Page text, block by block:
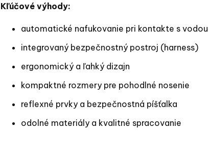
Kľúčové výhody:
automatické nafukovanie pri kontakte s vodou
integrovaný bezpečnostný postroj (harness)
ergonomický a ľahký dizajn
kompaktné rozmery pre pohodlné nosenie
reflexné prvky a bezpečnostná píšťalka
odolné materiály a kvalitné spracovanie